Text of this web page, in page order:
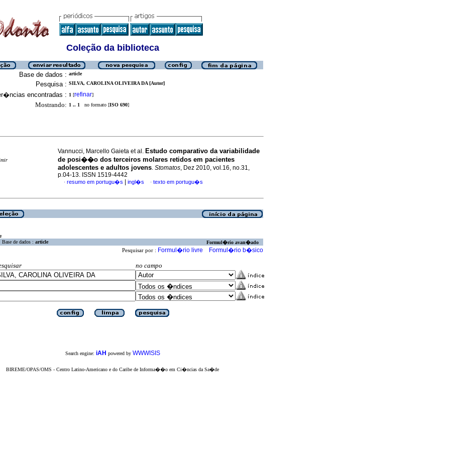
Coleção da biblioteca
Base de dados : article
Pesquisa : SILVA, CAROLINA OLIVEIRA DA [Autor]
encontradas : 1 [refinar]
Mostrando: 1 .. 1 no formato [ISO 690]
Vannucci, Marcello Gaieta et al. Estudo comparativo da variabilidade
de posi��o dos terceiros molares retidos em pacientes
adolescentes e adultos jovens. Stomatos, Dez 2010, vol.16, no.31,
p.04-13. ISSN 1519-4442
· resumo em portugu�s ingl�s · texto em portugu�s
Base de dados : article Formul�rio avan�ado
Pesquisar por : Formul�rio livre Formul�rio b�sico
no campo
Search engine: iAH powered by WWWISIS
BIREME/OPAS/OMS - Centro Latino-Americano e do Caribe de Informa��o em Ci�ncias da Sa�de